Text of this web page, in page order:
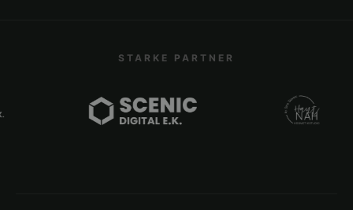
STARKE PARTNER